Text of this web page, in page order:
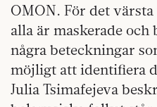
OMON. För det
alla är maskerade
några beteckningar
möjligt att identifiera
Julia Tsimafejeva